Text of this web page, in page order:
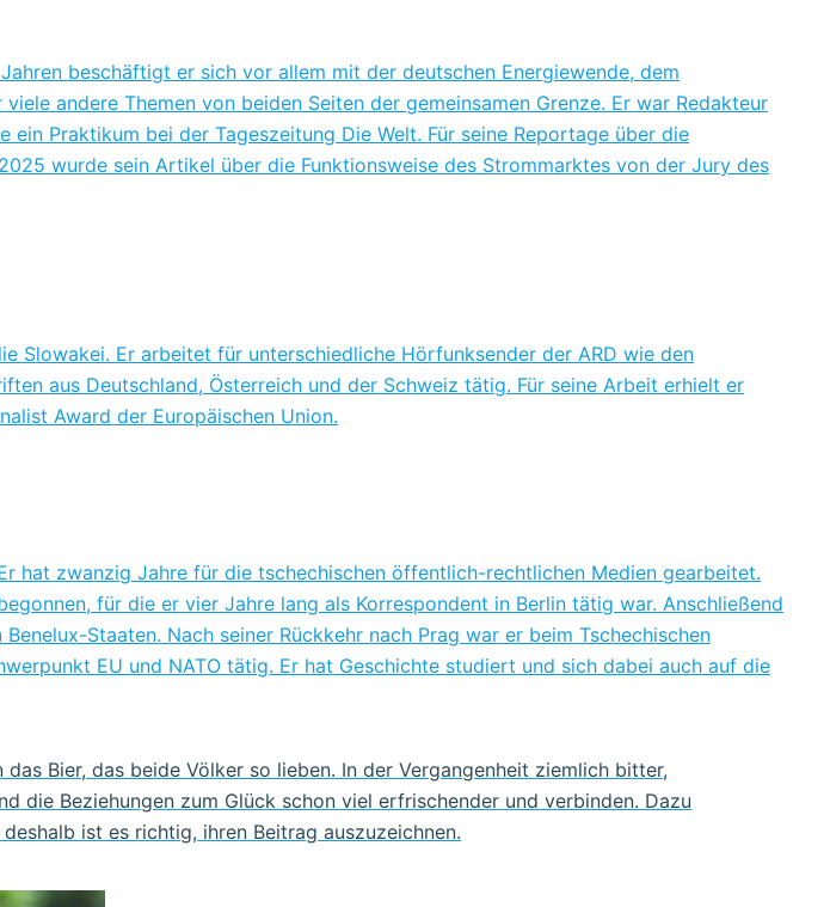
beschäftigt er sich vor allem mit der deutschen Energiewende, dem
andere Themen von beiden Seiten der gemeinsamen Grenze. Er war Redakteur
Praktikum bei der Tageszeitung Die Welt. Für seine Reportage über die
wurde sein Artikel über die Funktionsweise des Strommarktes von der Jury des
Slowakei. Er arbeitet für unterschiedliche Hörfunksender der ARD wie den
aus Deutschland, Österreich und der Schweiz tätig. Für seine Arbeit erhielt er
Award der Europäischen Union.
hat zwanzig Jahre für die tschechischen öffentlich-rechtlichen Medien gearbeitet.
für die er vier Jahre lang als Korrespondent in Berlin tätig war. Anschließend
Staaten. Nach seiner Rückkehr nach Prag war er beim Tschechischen
EU und NATO tätig. Er hat Geschichte studiert und sich dabei auch auf die
Bier, das beide Völker so lieben. In der Vergangenheit ziemlich bitter,
die Beziehungen zum Glück schon viel erfrischender und verbinden. Dazu
ist es richtig, ihren Beitrag auszuzeichnen.